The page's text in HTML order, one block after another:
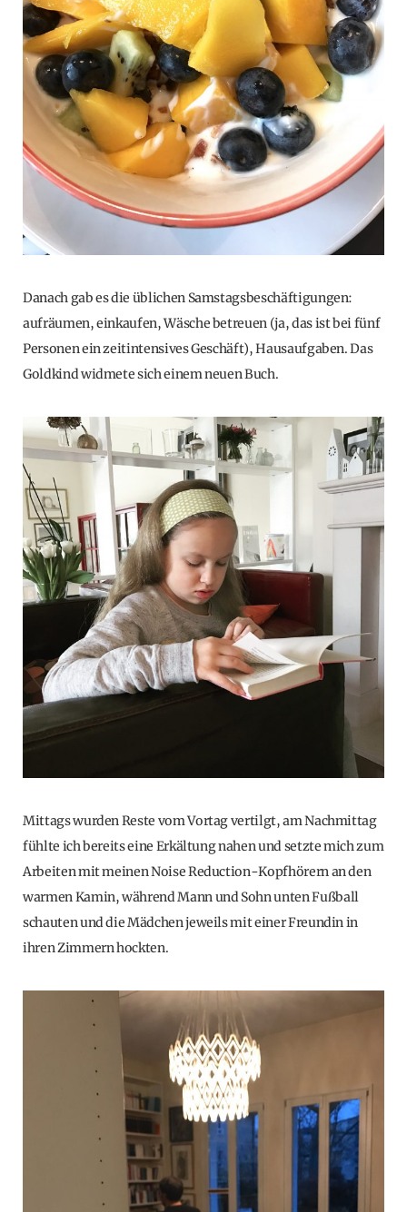
Danach gab es die üblichen Samstagsbeschäftigungen:
aufräumen, einkaufen, Wäsche betreuen (ja, das ist bei fünf
Personen ein zeitintensives Geschäft), Hausaufgaben. Das
Goldkind widmete sich einem neuen Buch.
Mittags wurden Reste vom Vortag vertilgt, am Nachmittag
fühlte ich bereits eine Erkältung nahen und setzte mich zum
Arbeiten mit meinen Noise Reduction-Kopfhörern an den
warmen Kamin, während Mann und Sohn unten Fußball
schauten und die Mädchen jeweils mit einer Freundin in
ihren Zimmern hockten.